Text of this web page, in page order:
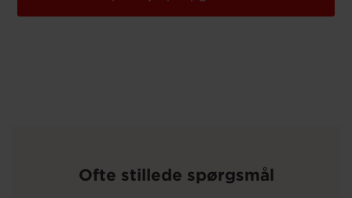
Ofte stillede spørgsmål